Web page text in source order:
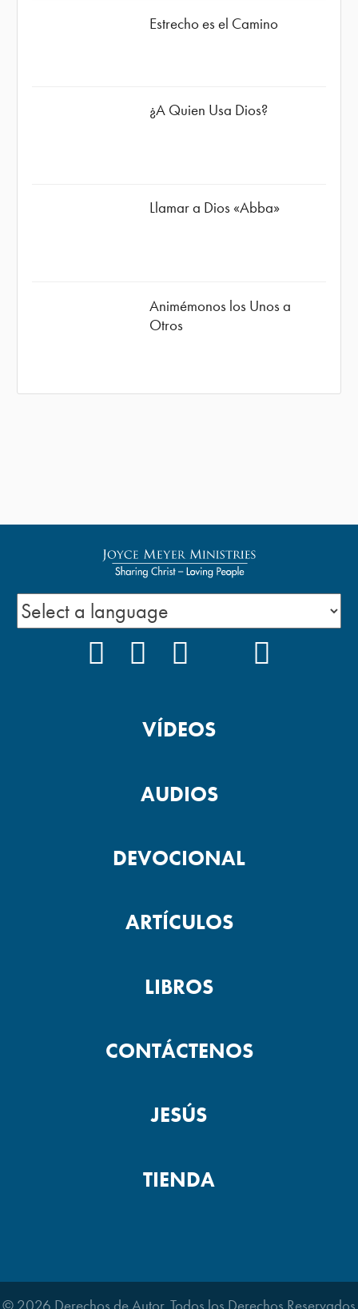
Estrecho es el Camino
¿A Quien Usa Dios?
Llamar a Dios «Abba»
Animémonos los Unos a
Otros
VÍDEOS
AUDIOS
DEVOCIONAL
ARTÍCULOS
LIBROS
CONTÁCTENOS
JESÚS
TIENDA